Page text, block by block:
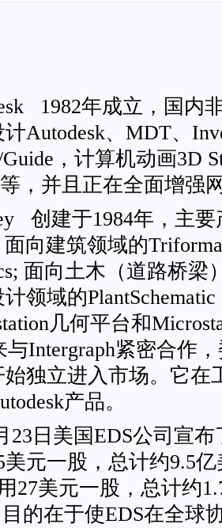
1982年成立，国内
Autodesk、MDT、
，计算机动画3D
，并且正在全面增强
创建于1984年，主
面向建筑领域的
面向土木（道路桥梁
领域的
几何平台和
与Intergraph紧密合作
始独立进入市场。它
产品。
23日美国EDS公司宣
美元一股，总计约9.5
27美元一股，总计约
的在于使EDS在全球